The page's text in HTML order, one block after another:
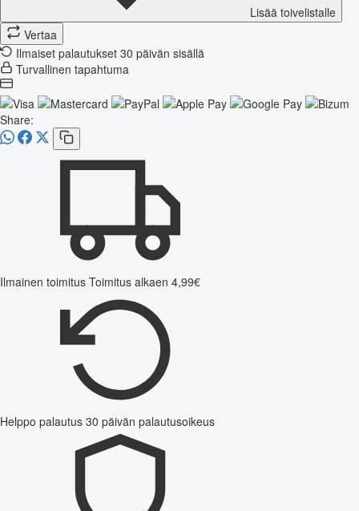
Lisää toivelistalle
Vertaa
Ilmaiset palautukset 30 päivän sisällä
Turvallinen tapahtuma
Share:
Ilmainen toimitus Toimitus alkaen 4,99€
Helppo palautus 30 päivän palautusoikeus